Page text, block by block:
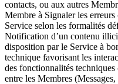
contacts, ou aux autres
Membre à Signaler les
Service selon les formalités
Notification d’un contenu
disposition par le Service à
technique favorisant les
des fonctionnalités
entre les Membres